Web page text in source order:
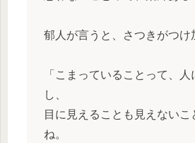
郁人が言うと、さつきがつけ
「こまっていることって、人
し、
目に見えることも見えないこ
ね。